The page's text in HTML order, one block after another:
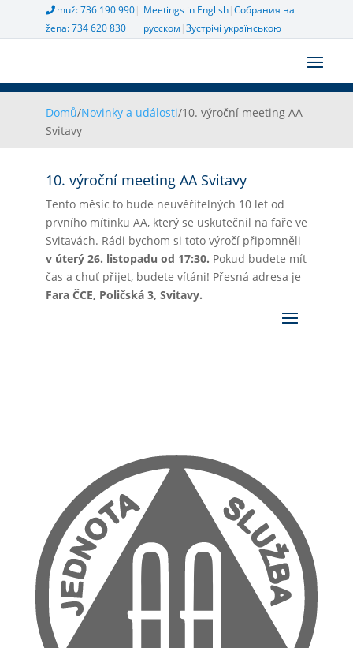
muž: 736 190 990|
žena: 734 620 830
Meetings in English|Собрания на
русском |Зустрічі українською
Domů/Novinky a události/10. výroční meeting AA
Svitavy
10. výroční meeting AA Svitavy
Tento měsíc to bude neuvěřitelných 10 let od
prvního mítinku AA, který se uskutečnil na faře ve
Svitavách. Rádi bychom si toto výročí připomněli
v úterý 26. listopadu od 17:30. Pokud budete mít
čas a chuť přijet, budete vítáni! Přesná adresa je
Fara ČCE, Poličská 3, Svitavy.